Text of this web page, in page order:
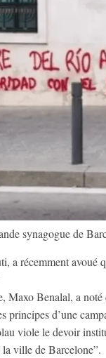
synagogue de
a récemment avoué
Maxo Benalal, a
principes d’une
viole le devoir
ville de Barcelone”.